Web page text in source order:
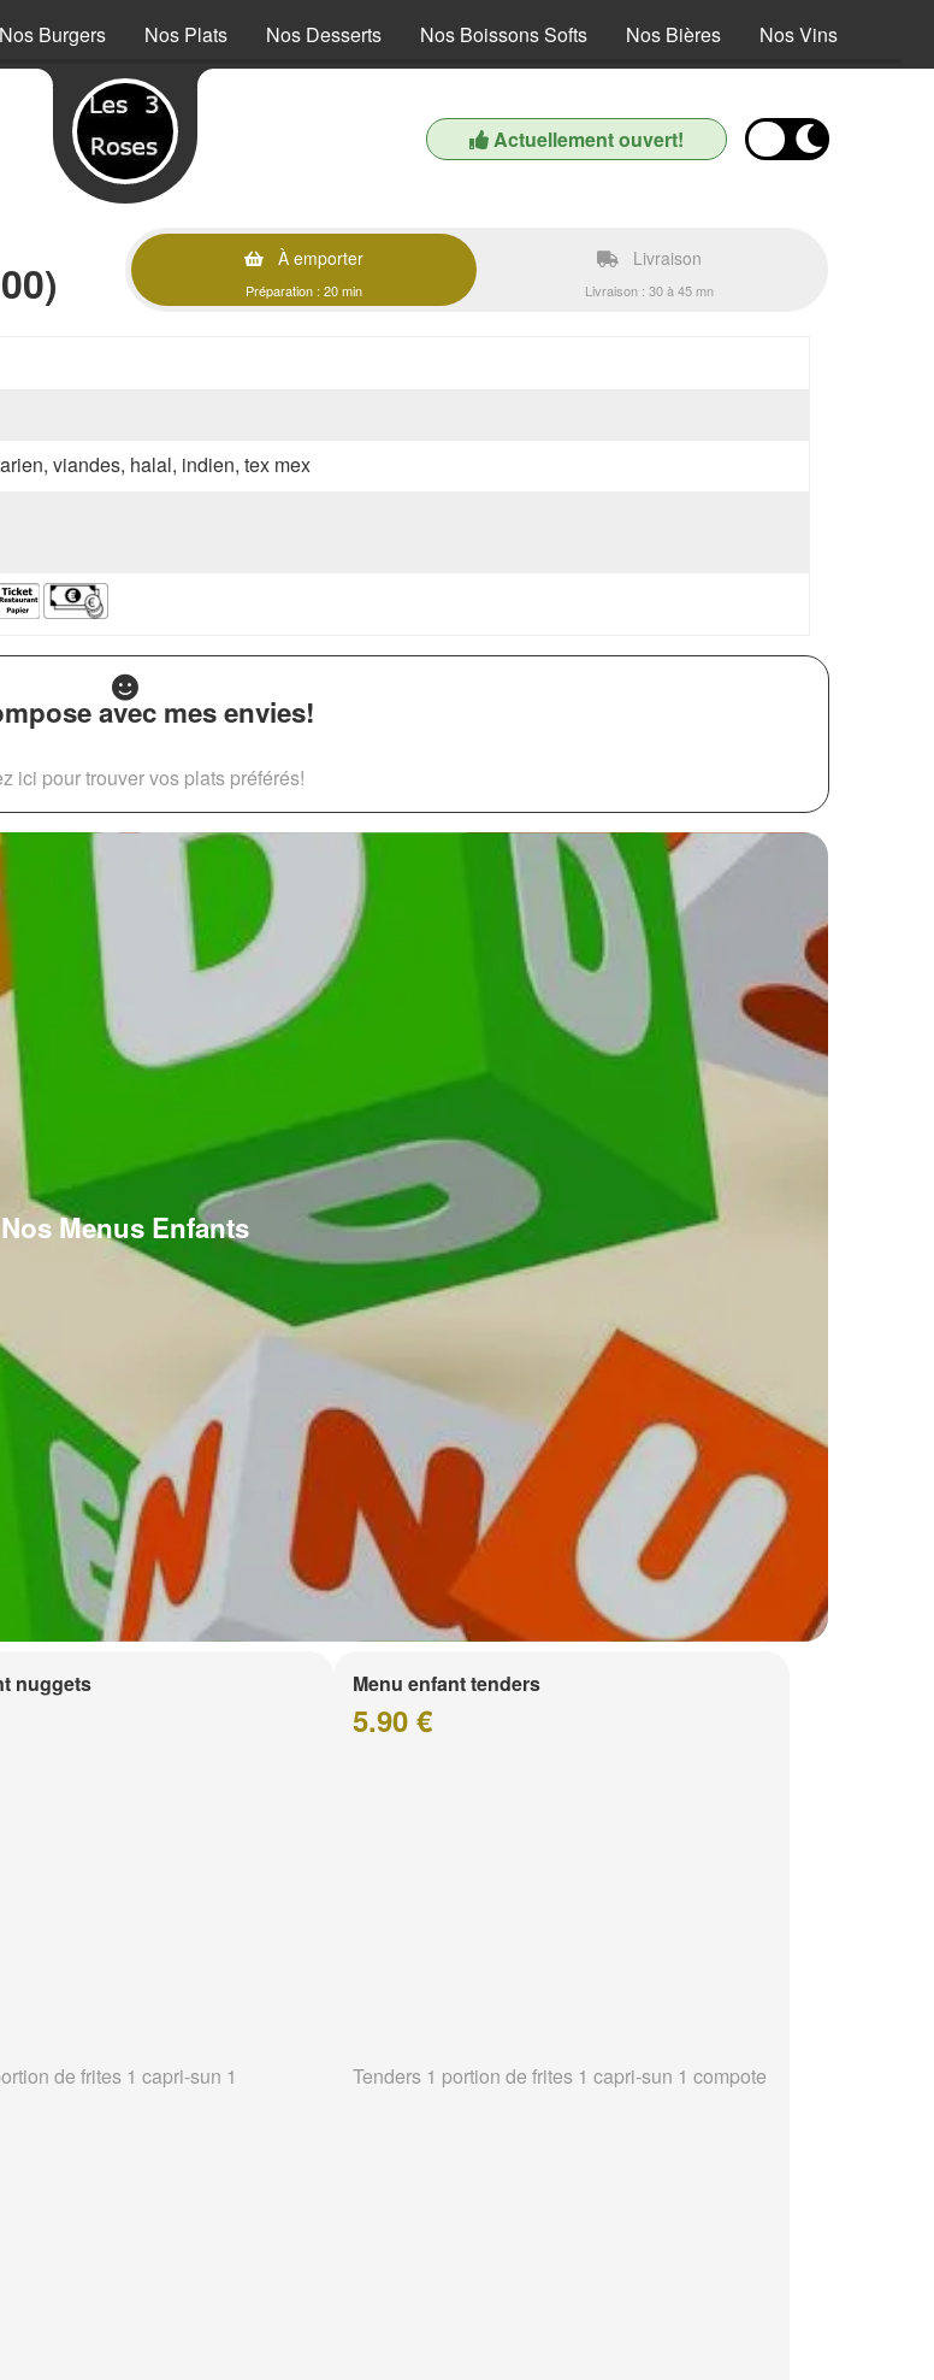
Nos Burgers Nos Plats Nos Desserts Nos Boissons Softs Nos Bières Nos Vins
Actuellement ouvert!
À emporter
Préparation : 20 min
Livraison
Livraison : 30 à 45 mn
viandes, halal, indien, tex mex
avec mes envies!
ici pour trouver vos plats préférés!
Nos Menus Enfants
nuggets
de frites 1 capri-sun 1
Menu enfant tenders
5.90 €
Tenders 1 portion de frites 1 capri-sun 1 compote